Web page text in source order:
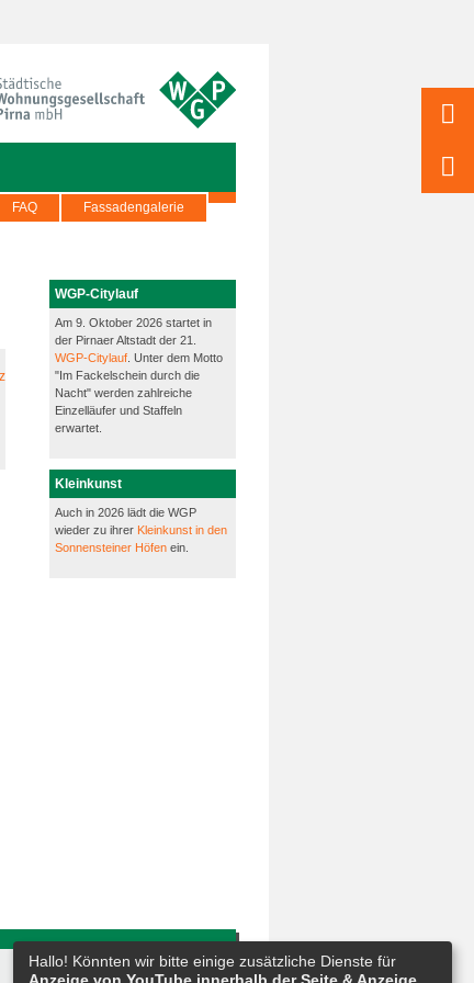
FAQ Fassadengalerie
WGP-Citylauf
Am 9. Oktober 2026 startet in
der Pirnaer Altstadt der 21.
WGP-Citylauf . Unter dem Motto
"Im Fackelschein durch die
Nacht" werden zahlreiche
Einzelläufer und Staffeln
erwartet.
Kleinkunst
Auch in 2026 lädt die WGP
wieder zu ihrer Kleinkunst in den
Sonnensteiner Höfen ein.
Hallo! Könnten wir bitte einige zusätzliche Dienste für